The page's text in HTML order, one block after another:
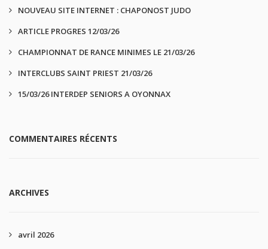
NOUVEAU SITE INTERNET : CHAPONOST JUDO
ARTICLE PROGRES 12/03/26
CHAMPIONNAT DE RANCE MINIMES LE 21/03/26
INTERCLUBS SAINT PRIEST 21/03/26
15/03/26 INTERDEP SENIORS A OYONNAX
COMMENTAIRES RÉCENTS
ARCHIVES
avril 2026